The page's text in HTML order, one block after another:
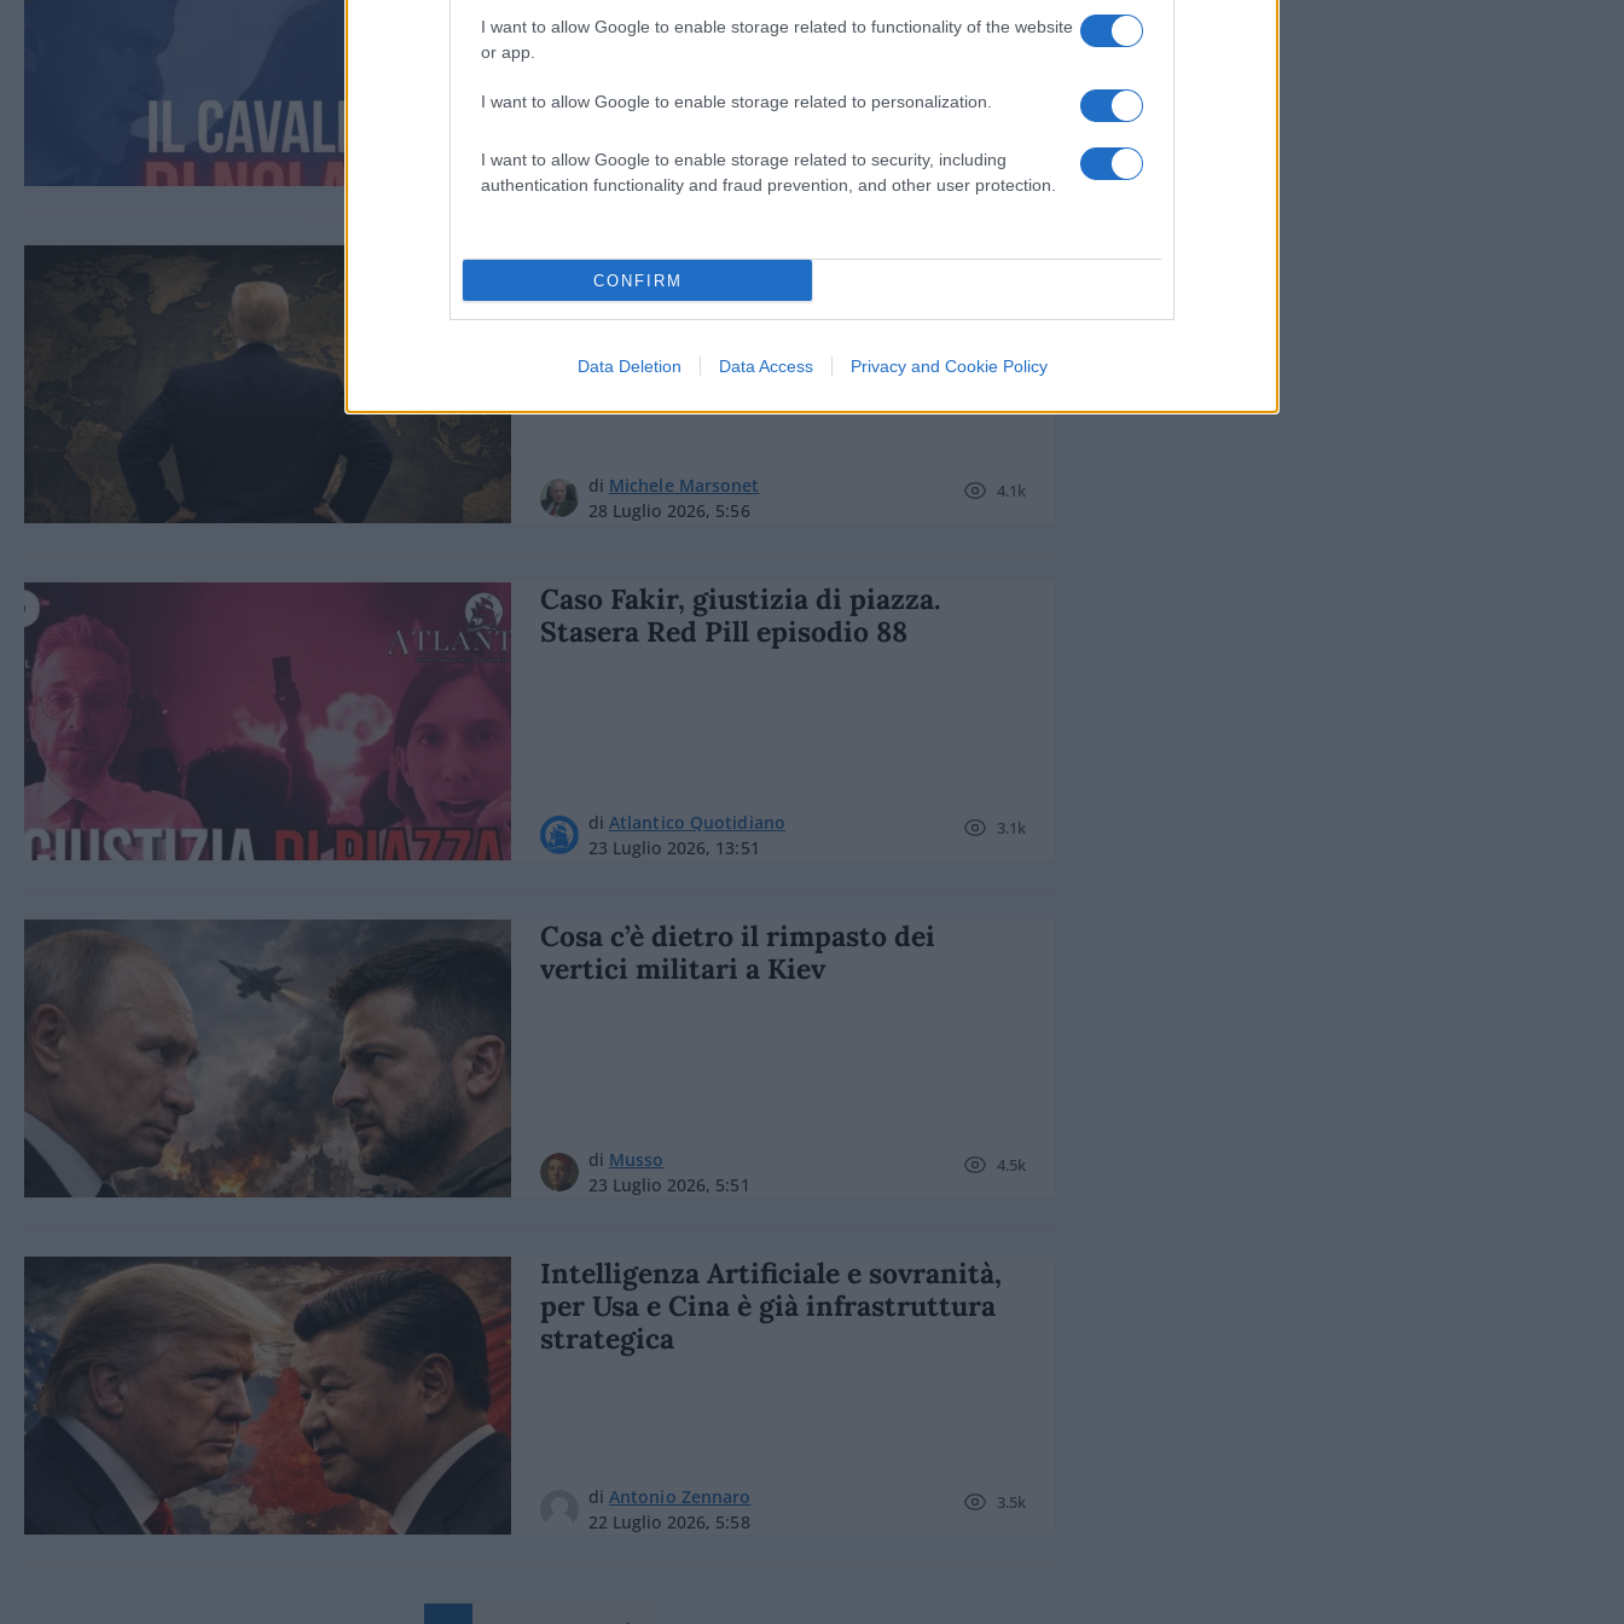
I want to allow Google to enable storage related to functionality of the website
or app.
I want to allow Google to enable storage related to personalization.
I want to allow Google to enable storage related to security, including
authentication functionality and fraud prevention, and other user protection.
CONFIRM
Data Deletion Data Access Privacy and Cookie Policy
di
Atlantico Quotidiano
30 Luglio 2026, 13:24
3.1k
L’America è davvero in crisi? Ecco
perché meglio essere cauti
di Michele Marsonet
28 Luglio 2026, 5:56
4.1k
Caso Fakir, giustizia di piazza.
Stasera Red Pill episodio 88
di Atlantico Quotidiano
23 Luglio 2026, 13:51
3.1k
Cosa c’è dietro il rimpasto dei
vertici militari a Kiev
di Musso
23 Luglio 2026, 5:51
4.5k
Intelligenza Artificiale e sovranità,
per Usa e Cina è già infrastruttura
strategica
di Antonio Zennaro
22 Luglio 2026, 5:58
3.5k